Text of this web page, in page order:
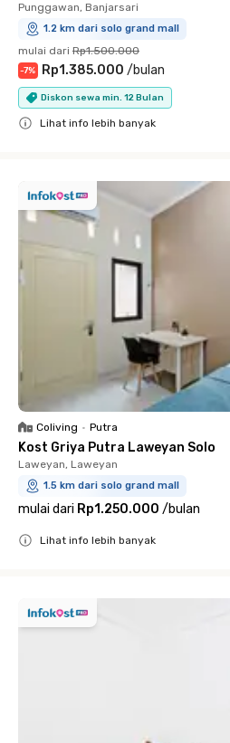
Punggawan, Banjarsari
1.2 km dari solo grand mall
mulai dari Rp1.500.000
-7% Rp1.385.000 /bulan
Diskon sewa min. 12 Bulan
Lihat info lebih banyak
Coliving • Putra
Kost Griya Putra Laweyan Solo
Laweyan, Laweyan
1.5 km dari solo grand mall
mulai dari Rp1.250.000 /bulan
Lihat info lebih banyak